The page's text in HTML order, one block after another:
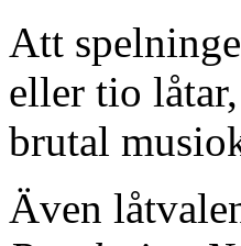
Att
eller tio
brutal
Även